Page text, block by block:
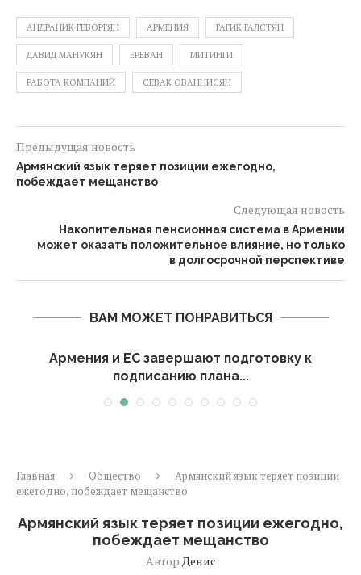
АНДРАНИК ГЕВОРГЯН АРМЕНИЯ ГАГИК ГАЛСТЯН
ДАВИД МАНУКЯН ЕРЕВАН МИТИНГИ
РАБОТА КОМПАНИЙ СЕВАК ОВАННИСЯН
Предыдущая новость
Армянский язык теряет позиции ежегодно,
побеждает мещанство
Следующая новость
Накопительная пенсионная система в Армении
может оказать положительное влияние, но только
в долгосрочной перспективе
ВАМ МОЖЕТ ПОНРАВИТЬСЯ
Армения и ЕС завершают подготовку к
подписанию плана...
Главная Общество
Армянский язык теряет позиции
ежегодно, побеждает мещанство
Армянский язык теряет позиции ежегодно,
побеждает мещанство
Автор Денис